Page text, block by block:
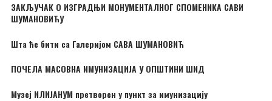
ЗАКЉУЧАК О ИЗГРАДЊИ МОНУМЕНТАЛНОГ СПОМЕНИКА САВИ
ШУМАНОВИЋУ
Шта ће бити са Галеријом САВА ШУМАНОВИЋ
ПОЧЕЛА МАСОВНА ИМУНИЗАЦИЈА У ОПШТИНИ ШИД
Музеј ИЛИЈАНУМ претворен у пункт за имунизацију